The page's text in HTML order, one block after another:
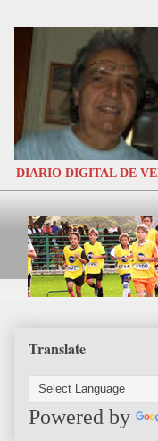
DIARIO DIGITAL DE
Translate
Powered by